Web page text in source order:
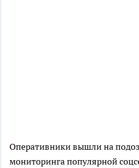
Оперативники вышли на
мониторинга популярной